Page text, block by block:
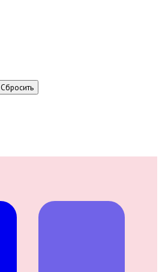
Сбросить